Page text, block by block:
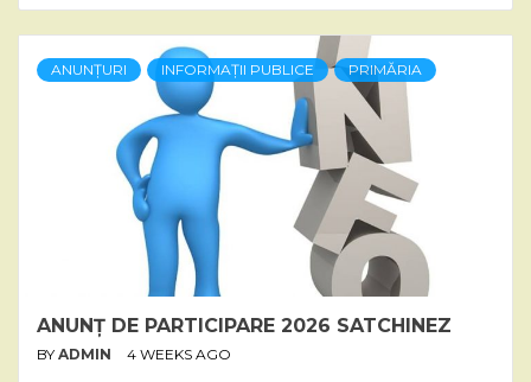
ANUNȚURI INFORMAȚII PUBLICE PRIMĂRIA
ANUNȚ DE PARTICIPARE 2026 SATCHINEZ
BY ADMIN 4 WEEKS AGO